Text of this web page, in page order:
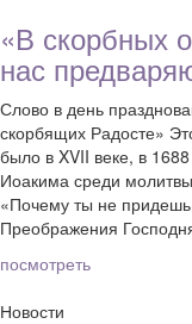
«В скорбных
нас
Слово в день
скорбящих Радосте»
было в XVII веке, в
Иоакима среди
«Почему ты не
Преображения
посмотреть
Новости